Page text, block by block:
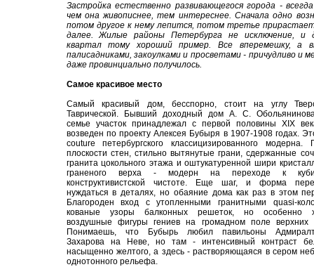
Застройка естественно развивающегося города -
чем она живописнее, тем интереснее. Сначала одно
потом другое к нему лепится, потом третье
далее. Жилые районы Петербурга не исключение, и
квартал тому хороший пример. Все вперемешку, а
палисадниками, закоулками и просветами - причудливо и
даже провинциально получилось.
Самое красивое место
Самый красивый дом, бесспорно, стоит на углу
Таврической. Бывший доходный дом А. С.
семье участок принадлежал с первой половины XIX
возведен по проекту Алексея Бубыря в 1907-1908 годах.
couture петербургского классицизированного модерна.
плоскости стен, стильно вытянутые грани, сдержанные
гранита цокольного этажа и оштукатуренной шири
граненого верха - модерн на переходе к
конструктивистской чистоте. Еще шаг, и форма
нуждаться в деталях, но обаяние дома как раз в этом
Благороден вход с утопленными гранитными quasi-
кованые узоры балконных решеток, но особенно
воздушные фигуры гениев на громадном поле верхних
Понимаешь, что Бубырь любил павильоны
Захарова на Неве, но там - интенсивный контраст
насыщенно желтого, а здесь - растворяющаяся в сером
однотонного рельефа.